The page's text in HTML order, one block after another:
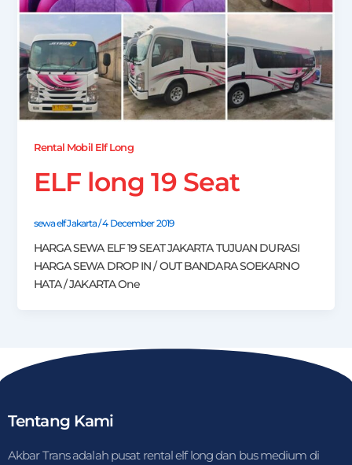
Rental Mobil Elf Long
ELF long 19 Seat
sewa elf Jakarta/4 December 2019
HARGA SEWA ELF 19 SEAT JAKARTA TUJUAN DURASI
HARGA SEWA DROP IN / OUT BANDARA SOEKARNO
HATA / JAKARTA One
Tentang Kami
Akbar Trans adalah pusat rental elf long dan bus medium di